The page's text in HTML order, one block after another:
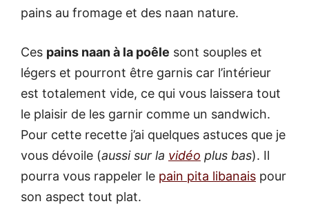
pains au fromage et des naan nature.
Ces pains naan à la poêle sont souples et
légers et pourront être garnis car l’intérieur
est totalement vide, ce qui vous laissera tout
le plaisir de les garnir comme un sandwich.
Pour cette recette j’ai quelques astuces que je
vous dévoile (aussi sur la vidéo plus bas). Il
pourra vous rappeler le pain pita libanais pour
son aspect tout plat.